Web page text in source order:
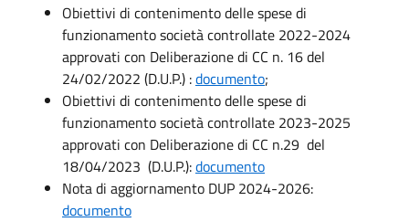
Obiettivi di contenimento delle spese di
funzionamento società controllate 2022-2024
approvati con Deliberazione di CC n. 16 del
24/02/2022 (D.U.P.) :documento;
Obiettivi di contenimento delle spese di
funzionamento società controllate 2023-2025
approvati con Deliberazione di CC n.29 del
18/04/2023 (D.U.P.):documento
Nota di aggiornamento DUP 2024-2026:
documento